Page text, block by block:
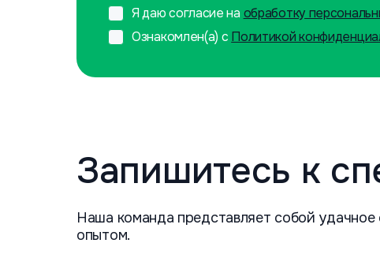
Я даю согласие на обработку
Ознакомлен(а) с Политикой
Запишитесь к
Наша команда представляет собой
опытом.